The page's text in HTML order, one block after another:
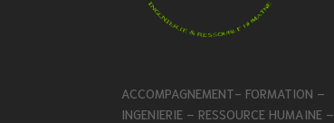
ACCOMPAGNEMENT- FORMATION –
INGENIERIE – RESSOURCE HUMAINE –